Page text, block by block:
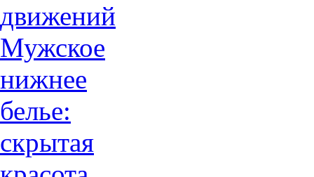
движений
Мужское
нижнее
белье:
скрытая